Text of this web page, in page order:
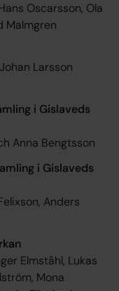
Oscarsson, Ola
Malmgren
Larsson
i Gislaveds
Anna Bengtsson
i Gislaveds
Anders
Elmståhl, Lukas
Mona